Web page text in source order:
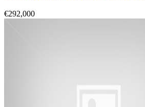
€292,000